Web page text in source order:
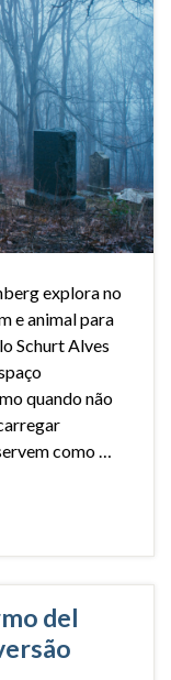
explora no
e animal para
Schurt Alves
quando não
como …
del